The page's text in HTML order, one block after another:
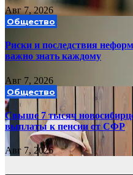
Авг 7, 2026
Общество
Риски и последствия
важно знать каждому
Авг 7, 2026
Общество
Свыше 7 тысяч
выплаты к пенсии от СФР
Авг 7, 2026